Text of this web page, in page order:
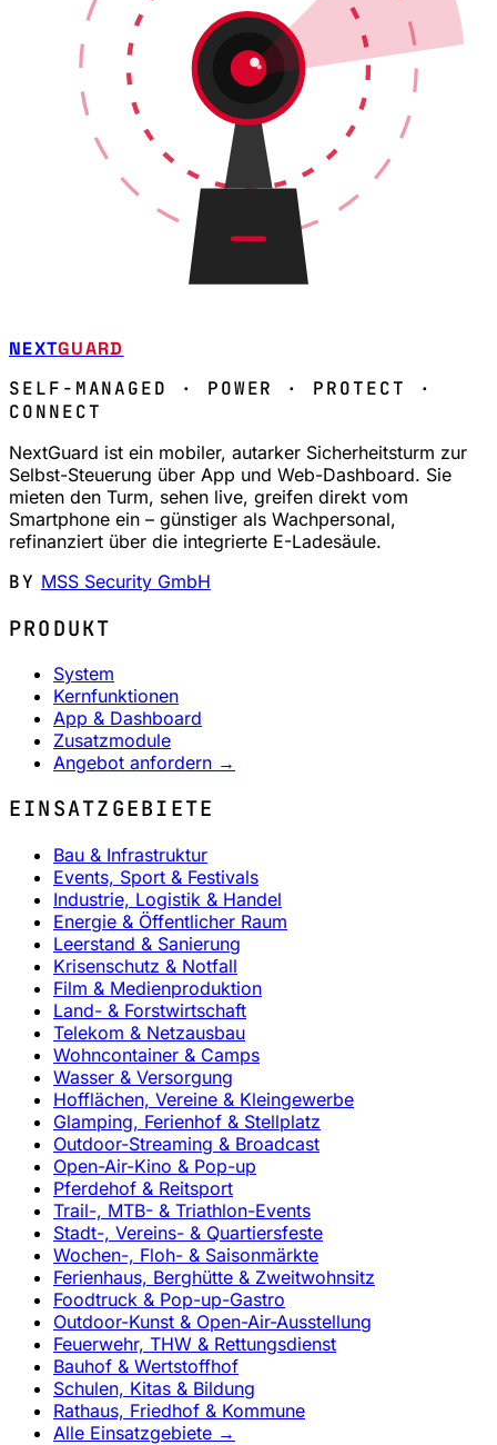
NEXTGUARD
SELF-MANAGED · POWER · PROTECT ·
CONNECT
NextGuard ist ein mobiler, autarker Sicherheitsturm zur
Selbst-Steuerung über App und Web-Dashboard. Sie
mieten den Turm, sehen live, greifen direkt vom
Smartphone ein – günstiger als Wachpersonal,
refinanziert über die integrierte E-Ladesäule.
BY MSS Security GmbH
PRODUKT
System
Kernfunktionen
App & Dashboard
Zusatzmodule
Angebot anfordern →
EINSATZGEBIETE
Bau & Infrastruktur
Events, Sport & Festivals
Industrie, Logistik & Handel
Energie & Öffentlicher Raum
Leerstand & Sanierung
Krisenschutz & Notfall
Film & Medienproduktion
Land- & Forstwirtschaft
Telekom & Netzausbau
Wohncontainer & Camps
Wasser & Versorgung
Hofflächen, Vereine & Kleingewerbe
Glamping, Ferienhof & Stellplatz
Outdoor-Streaming & Broadcast
Open-Air-Kino & Pop-up
Pferdehof & Reitsport
Trail-, MTB- & Triathlon-Events
Stadt-, Vereins- & Quartiersfeste
Wochen-, Floh- & Saisonmärkte
Ferienhaus, Berghütte & Zweitwohnsitz
Foodtruck & Pop-up-Gastro
Outdoor-Kunst & Open-Air-Ausstellung
Feuerwehr, THW & Rettungsdienst
Bauhof & Wertstoffhof
Schulen, Kitas & Bildung
Rathaus, Friedhof & Kommune
Alle Einsatzgebiete →